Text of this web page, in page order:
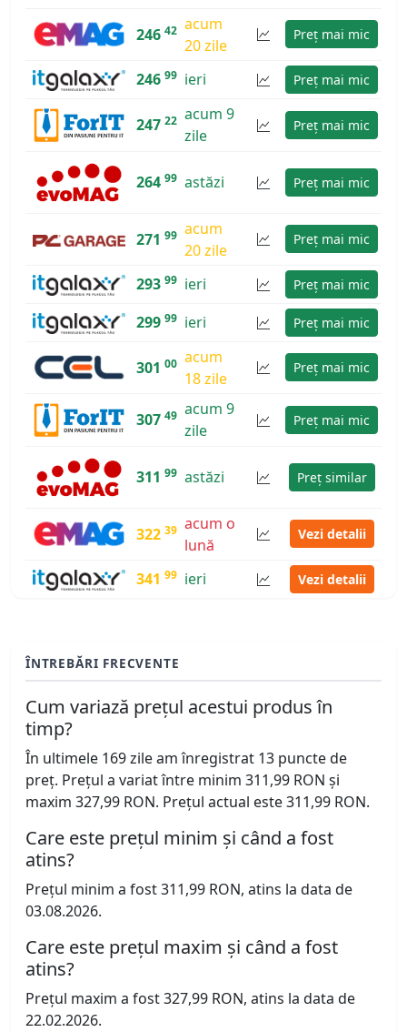
246 42 acum
20 zile
Preț mai mic
246 99 ieri Preț mai mic
247 22 acum 9
zile
Preț mai mic
264 99 astăzi Preț mai mic
271 99 acum
20 zile
Preț mai mic
293 99 ieri Preț mai mic
299 99 ieri Preț mai mic
301 00 acum
18 zile
Preț mai mic
307 49 acum 9
zile
Preț mai mic
311 99 astăzi Preț similar
322 39 acum o
lună
Vezi detalii
341 99 ieri Vezi detalii
ÎNTREBĂRI FRECVENTE
Cum variază prețul acestui produs în
timp?
În ultimele 169 zile am înregistrat 13 puncte de
preț. Prețul a variat între minim 311,99 RON și
maxim 327,99 RON. Prețul actual este 311,99 RON.
Care este prețul minim și când a fost
atins?
Prețul minim a fost 311,99 RON, atins la data de
03.08.2026.
Care este prețul maxim și când a fost
atins?
Prețul maxim a fost 327,99 RON, atins la data de
22.02.2026.